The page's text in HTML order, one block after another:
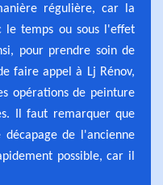
régulière, car la
le temps ou sous l'effet
pour prendre soin de
faire appel à Lj Rénov,
opérations de peinture
Il faut remarquer que
de l'ancienne
possible, car il